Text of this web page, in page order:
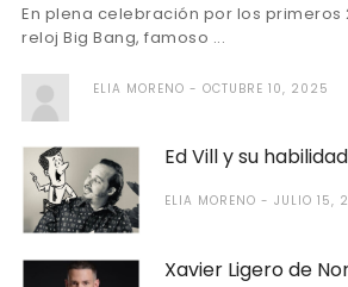
En plena celebración por los primeros
reloj Big Bang, famoso ...
ELIA MORENO OCTUBRE 10, 2025
Ed Vill y su
ELIA MORENO JULIO 15,
Xavier Ligero de